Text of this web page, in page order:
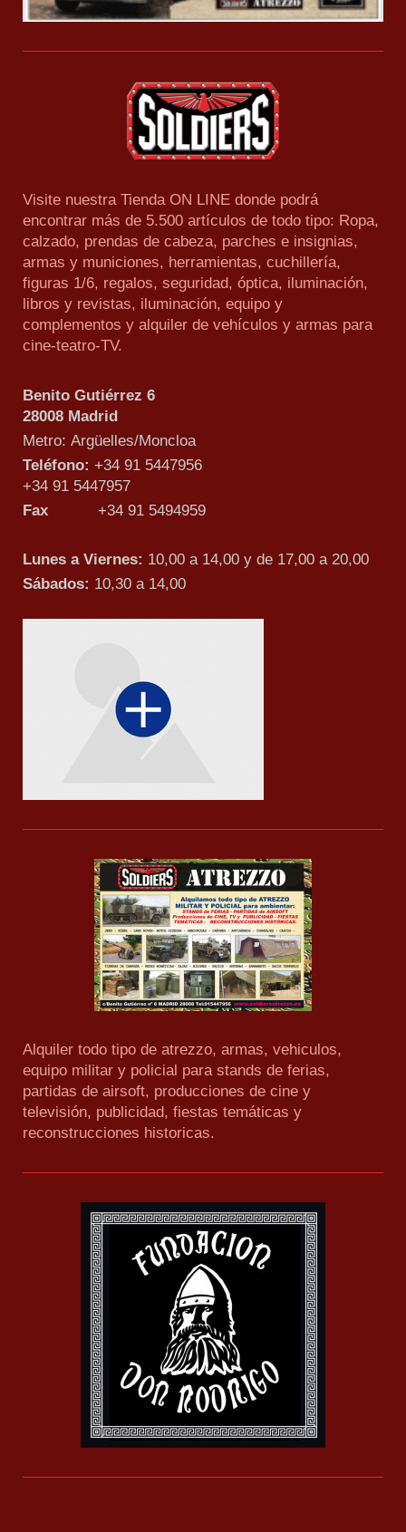
Visite nuestra Tienda ON LINE donde podrá
encontrar más de 5.500 artículos de todo tipo: Ropa,
calzado, prendas de cabeza, parches e insignias,
armas y municiones, herramientas, cuchillería,
figuras 1/6, regalos, seguridad, óptica, iluminación,
libros y revistas, iluminación, equipo y
complementos y alquiler de vehículos y armas para
cine-teatro-TV.
Benito Gutiérrez 6
28008 Madrid
Metro: Argüelles/Moncloa
Teléfono: +34 91 5447956
+34 91 5447957
Fax +34 91 5494959
Lunes a Viernes: 10,00 a 14,00 y de 17,00 a 20,00
Sábados: 10,30 a 14,00
Alquiler todo tipo de atrezzo, armas, vehiculos,
equipo militar y policial para stands de ferias,
partidas de airsoft, producciones de cine y
televisión, publicidad, fiestas temáticas y
reconstrucciones historicas.